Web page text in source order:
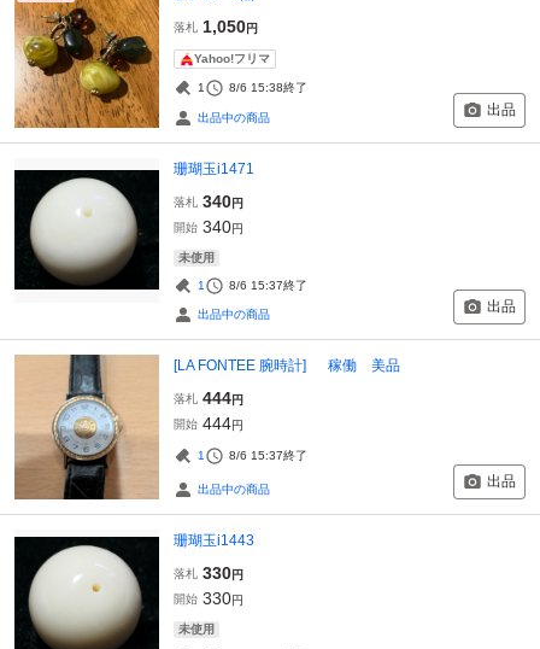
落札 1,050円
Yahoo!フリマ
1 8/6 15:38終了
出品中の商品 出品
珊瑚玉i1471
落札 340円
開始 340円
未使用
1 8/6 15:37終了
出品中の商品 出品
[LA FONTEE 腕時計] 稼働 美品
落札 444円
開始 444円
1 8/6 15:37終了
出品中の商品 出品
珊瑚玉i1443
落札 330円
開始 330円
未使用